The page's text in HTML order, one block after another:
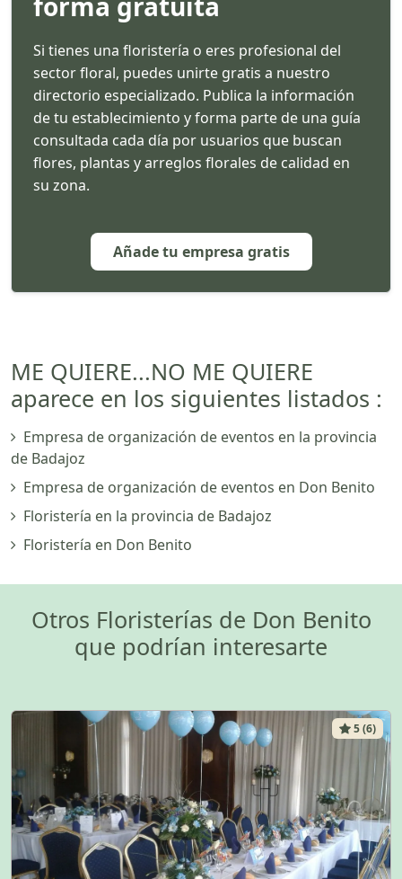
Si tienes una floristería o eres profesional del
sector floral, puedes unirte gratis a nuestro
directorio especializado. Publica la información
de tu establecimiento y forma parte de una guía
consultada cada día por usuarios que buscan
flores, plantas y arreglos florales de calidad en
su zona.
Añade tu empresa gratis
ME QUIERE...NO ME QUIERE
aparece en los siguientes listados :
Empresa de organización de eventos en la provincia
de Badajoz
Empresa de organización de eventos en Don Benito
Floristería en la provincia de Badajoz
Floristería en Don Benito
Otros Floristerías de Don Benito
que podrían interesarte
5 (6)